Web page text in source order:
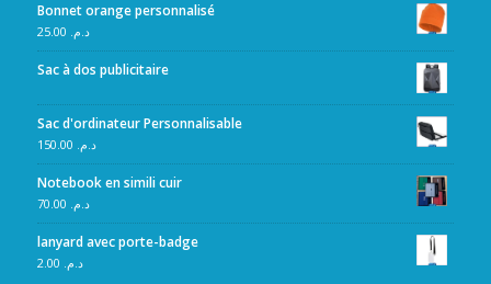
Bonnet orange personnalisé
د.م.
Sac à dos publicitaire
Sac d'ordinateur Personnalisable
د.م.
Notebook en simili cuir
د.م.
lanyard avec porte-badge
د.م.